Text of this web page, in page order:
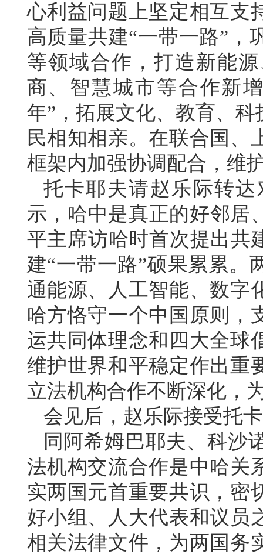
心利益问题上坚定相互支
高质量共建“一带一路”，
等领域合作，打造新能
商、智慧城市等合作新
年”，拓展文化、教育、
民相知相亲。在联合国、
框架内加强协调配合，维
托卡耶夫请赵乐际转
示，哈中是真正的好邻居
平主席访哈时首次提出共
建“一带一路”硕果累累。
通能源、人工智能、数字
哈方恪守一个中国原则，
运共同体理念和四大全球
维护世界和平稳定作出重
立法机构合作不断深化，
会见后，赵乐际接受托
同阿希姆巴耶夫、科沙
法机构交流合作是中哈关
实两国元首重要共识，密
好小组、人大代表和议员
相关法律文件，为两国务